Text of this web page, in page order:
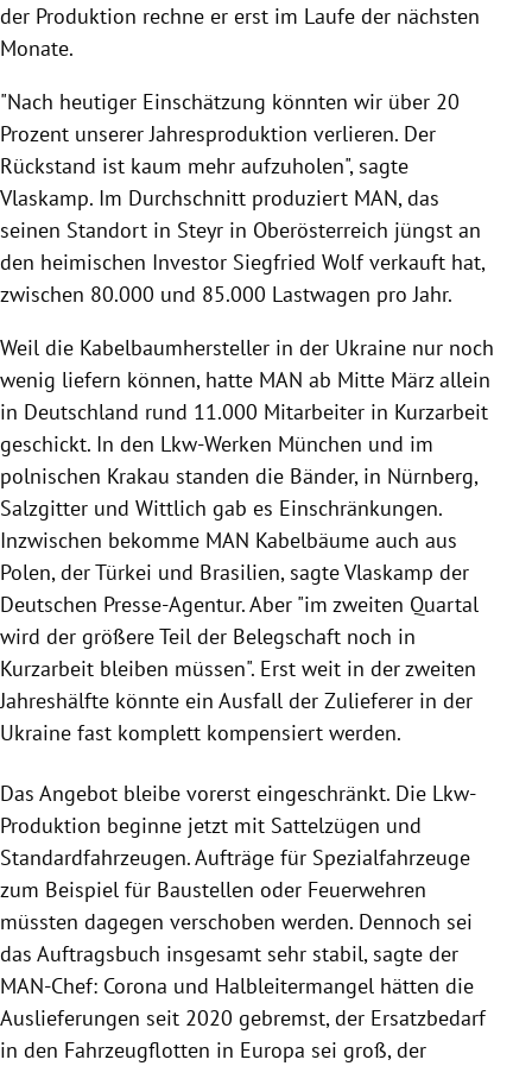
der Produktion rechne er erst im Laufe der nächsten
Monate.
"Nach heutiger Einschätzung könnten wir über 20
Prozent unserer Jahresproduktion verlieren. Der
Rückstand ist kaum mehr aufzuholen", sagte
Vlaskamp. Im Durchschnitt produziert MAN, das
seinen Standort in Steyr in Oberösterreich jüngst an
den heimischen Investor Siegfried Wolf verkauft hat,
zwischen 80.000 und 85.000 Lastwagen pro Jahr.
Weil die Kabelbaumhersteller in der Ukraine nur noch
wenig liefern können, hatte MAN ab Mitte März allein
in Deutschland rund 11.000 Mitarbeiter in Kurzarbeit
geschickt. In den Lkw-Werken München und im
polnischen Krakau standen die Bänder, in Nürnberg,
Salzgitter und Wittlich gab es Einschränkungen.
Inzwischen bekomme MAN Kabelbäume auch aus
Polen, der Türkei und Brasilien, sagte Vlaskamp der
Deutschen Presse-Agentur. Aber "im zweiten Quartal
wird der größere Teil der Belegschaft noch in
Kurzarbeit bleiben müssen". Erst weit in der zweiten
Jahreshälfte könnte ein Ausfall der Zulieferer in der
Ukraine fast komplett kompensiert werden.
Das Angebot bleibe vorerst eingeschränkt. Die Lkw-
Produktion beginne jetzt mit Sattelzügen und
Standardfahrzeugen. Aufträge für Spezialfahrzeuge
zum Beispiel für Baustellen oder Feuerwehren
müssten dagegen verschoben werden. Dennoch sei
das Auftragsbuch insgesamt sehr stabil, sagte der
MAN-Chef: Corona und Halbleitermangel hätten die
Auslieferungen seit 2020 gebremst, der Ersatzbedarf
in den Fahrzeugflotten in Europa sei groß, der